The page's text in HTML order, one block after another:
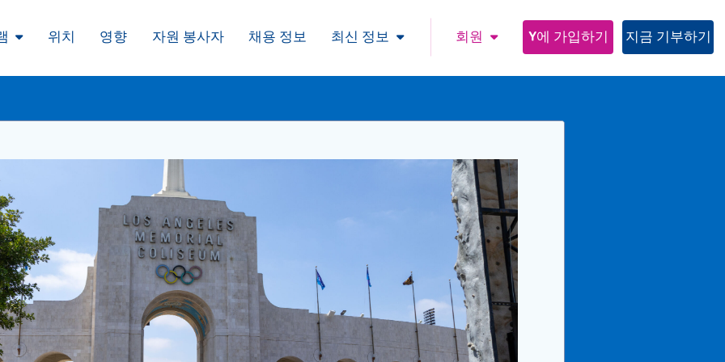
위치 영향 자원 봉사자 채용 정보 최신 정보 회원 Y에 가입하기 지금 기부하기